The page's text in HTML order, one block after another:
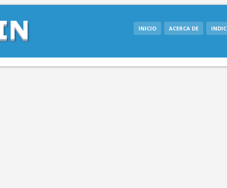
INICIO ACERCA DE